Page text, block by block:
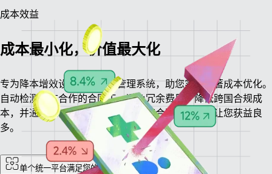
成本效益
成本最小化，价值最大化
专为降本增效设计的合同工管理系统，助您实现显著成本优化。
自动检测正在合作的合同工，避免冗余费用，降低跨国合规成
本，并通过统一平台有效地管理所有合同工需求，让您获益良
多。
单个统一平台满足您的所有需求